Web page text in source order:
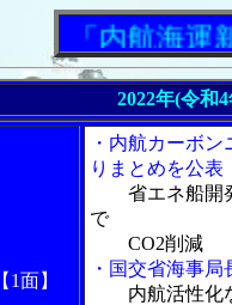
「内航海運新聞
2022年(令和
【1面】
・内航カーボ
りまとめを公表
省エネ船開
で
CO2削減
・国交省海事
内航活性化